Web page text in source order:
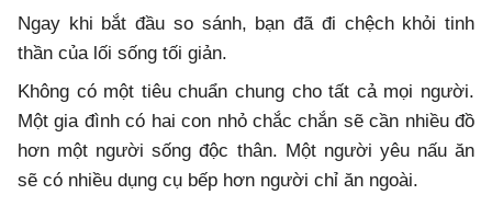
Ngay khi bắt đầu so sánh, bạn đã đi chệch khỏi tinh
thần của lối sống tối giản.
Không có một tiêu chuẩn chung cho tất cả mọi người.
Một gia đình có hai con nhỏ chắc chắn sẽ cần nhiều đồ
hơn một người sống độc thân. Một người yêu nấu ăn
sẽ có nhiều dụng cụ bếp hơn người chỉ ăn ngoài.